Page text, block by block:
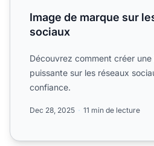
Image de marque sur
sociaux
Découvrez comment créer
puissante sur les réseaux
confiance.
Dec 28, 2025 11 min de lecture